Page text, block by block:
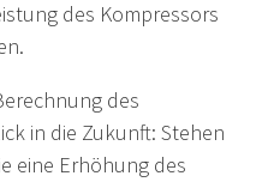
des Kompressors
des
in die Zukunft: Stehen
eine Erhöhung des